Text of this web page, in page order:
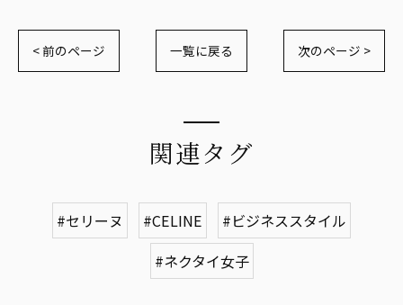
< 前のページ 一覧に戻る 次のページ >
関連タグ
#セリーヌ #CELINE
#ビジネススタイル
#ネクタイ女子